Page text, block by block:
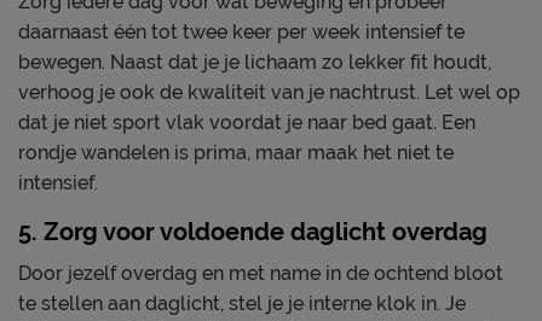
daarnaast één tot twee keer per week intensief te
bewegen. Naast dat je je lichaam zo lekker fit houdt,
verhoog je ook de kwaliteit van je nachtrust. Let wel op
dat je niet sport vlak voordat je naar bed gaat. Een
rondje wandelen is prima, maar maak het niet te
intensief.
5. Zorg voor voldoende daglicht overdag
Door jezelf overdag en met name in de ochtend bloot
te stellen aan daglicht, stel je je interne klok in. Je